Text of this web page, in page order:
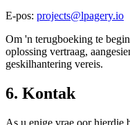
E-pos: projects@lpagery.io
Om 'n terugboeking te
oplossing vertraag,
geskilhantering vereis.
6. Kontak
As u enige vrae oor hierdie